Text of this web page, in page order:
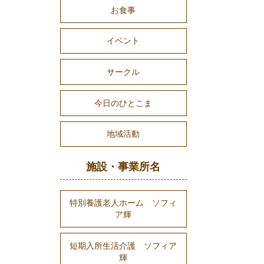
お食事
イベント
サークル
今日のひとこま
地域活動
施設・事業所名
特別養護老人ホーム ソフィ
ア輝
短期入所生活介護 ソフィア
輝